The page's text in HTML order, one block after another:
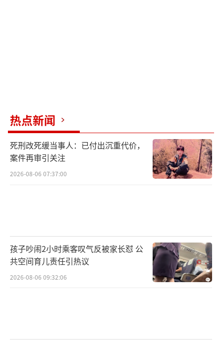
超长续航、越野性能，还是豪华体验，重庆车
展上的这些SUV都各有千秋，满足了市场的多
元化需求。
（责任编辑：卢其龙 CN070）
热点新闻
死刑改死缓当事人：已付出沉重代价，
案件再审引关注
2026-08-06 07:37:00
孩子吵闹2小时乘客叹气反被家长怼 公
共空间育儿责任引热议
2026-08-06 09:32:06